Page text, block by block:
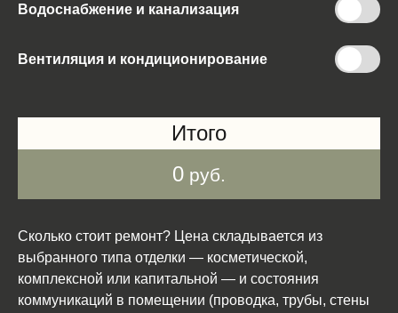
Водоснабжение и канализация
Вентиляция и кондиционирование
Итого
0 руб.
Сколько стоит ремонт? Цена складывается из
выбранного типа отделки — косметической,
комплексной или капитальной — и состояния
коммуникаций в помещении (проводка, трубы, стены